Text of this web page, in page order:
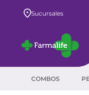
Sucursales
COMBOS